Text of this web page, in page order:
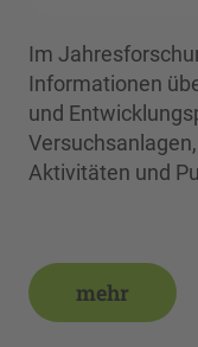
Im
Informationen
und
Aktivitäten und
mehr